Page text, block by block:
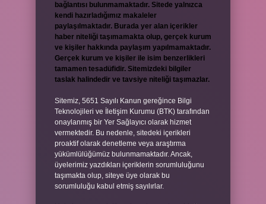
bağlantısı bulunmamaktadır. Sitede yalnızca
kendi hazırladığımız makaleler
paylaşılmaktadır. Burada yer alan içerikler
haber niteliği taşımamakta olup, gerçek kurum
ve kişiler hakkında paylaşım yapılmamaktadır.
Gerçek kurum ve kişiler ile isim benzerlikleri
tamamen tesadüfidir. Sitemizdeki bilgiler
taslak halindedir ve tavsiye niteliği taşımazlar.
Sitemiz, 5651 Sayılı Kanun gereğince Bilgi
Teknolojileri ve İletişim Kurumu (BTK) tarafından
onaylanmış bir Yer Sağlayıcı olarak hizmet
vermektedir. Bu nedenle, sitedeki içerikleri
proaktif olarak denetleme veya araştırma
yükümlülüğümüz bulunmamaktadır. Ancak,
üyelerimiz yazdıkları içeriklerin sorumluluğunu
taşımakta olup, siteye üye olarak bu
sorumluluğu kabul etmiş sayılırlar.